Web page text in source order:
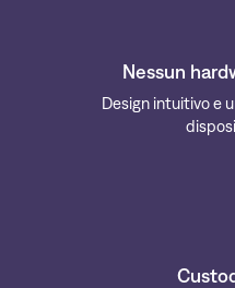
Nessun
Design intuitivo e